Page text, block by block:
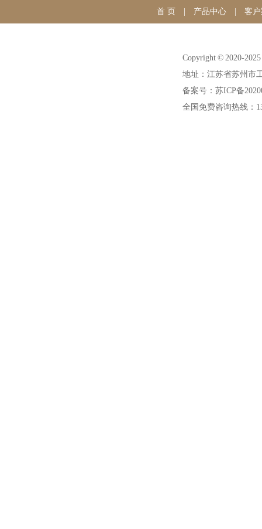
首 页 产品中心| 客
Copyright © 2020-
地址：江苏省苏州市
备案号：苏ICP备
全国免费咨询热线：